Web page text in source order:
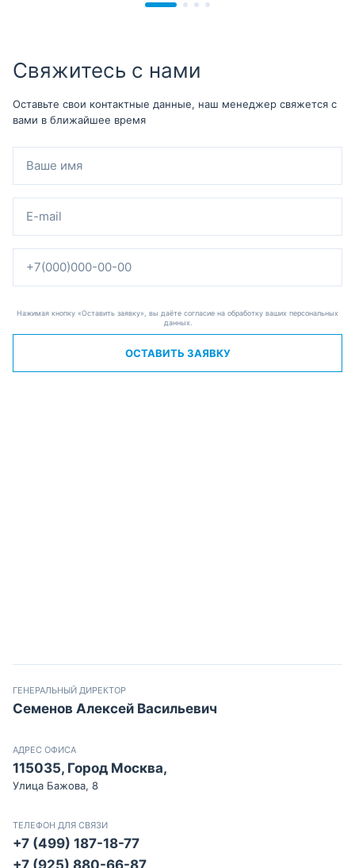
Свяжитесь с нами
Оставьте свои контактные данные, наш менеджер свяжется с
вами в ближайшее время
Нажимая кнопку «Оставить заявку», вы даёте согласие на обработку ваших персональных
данных.
ОСТАВИТЬ ЗАЯВКУ
ГЕНЕРАЛЬНЫЙ ДИРЕКТОР
Семенов Алексей Васильевич
АДРЕС ОФИСА
115035, Город Москва,
Улица Бажова, 8
ТЕЛЕФОН ДЛЯ СВЯЗИ
+7 (499) 187-18-77
+7 (925) 880-66-87